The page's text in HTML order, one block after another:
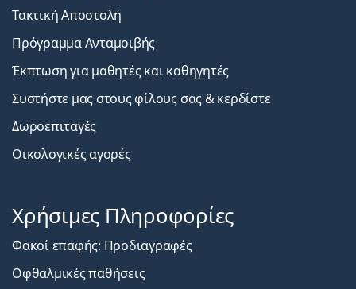
Τακτική Αποστολή
Πρόγραμμα Ανταμοιβής
Έκπτωση για μαθητές και καθηγητές
Συστήστε μας στους φίλους σας & κερδίστε
Δωροεπιταγές
Οικολογικές αγορές
Χρήσιμες Πληροφορίες
Φακοί επαφής: Προδιαγραφές
Οφθαλμικές παθήσεις